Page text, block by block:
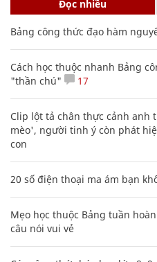
Đọc nhiều
Bảng công thức đạo hàm
Cách học thuộc nhanh Bảng
"thần chú"
17
Clip lột tả chân thực cảnh anh
mèo', người tinh ý còn phát
con
20 số điện thoại ma ám bạn
Mẹo học thuộc Bảng tuần
câu nói vui vẻ